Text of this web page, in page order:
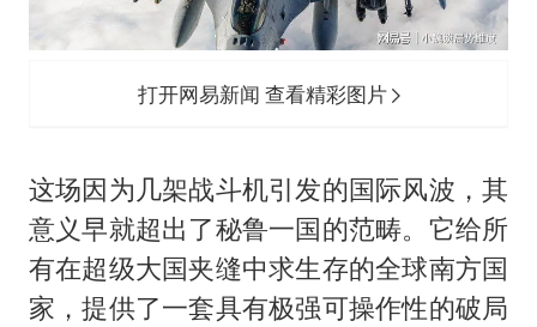
打开网易新闻 查看精彩图片
这场因为几架战斗机引发的国际风波，其
意义早就超出了秘鲁一国的范畴。它给所
有在超级大国夹缝中求生存的全球南方国
家，提供了一套具有极强可操作性的破局